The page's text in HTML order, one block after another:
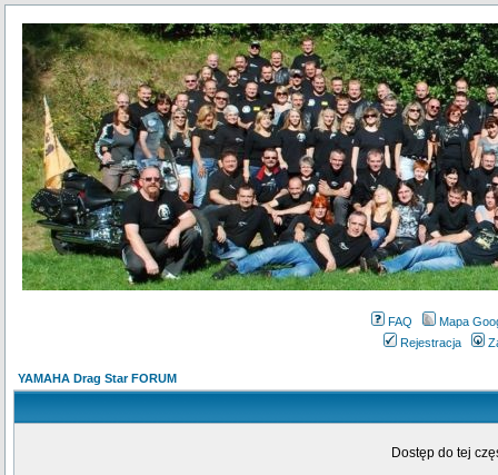
FAQ
Mapa
Rejestracja
YAMAHA Drag Star FORUM
Dostęp do tej